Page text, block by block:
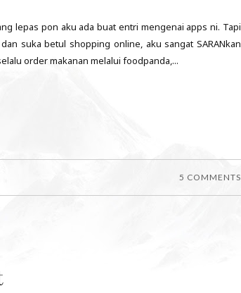
lepas pon aku ada buat entri mengenai apps ni. Tapi
suka betul shopping online, aku sangat SARANkan
order makanan melalui foodpanda,...
5 COMMENTS